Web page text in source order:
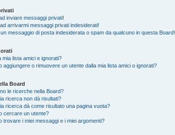
inviare messaggi privati!
arrivarmi messaggi privati indesiderati!
messaggio di posta indesiderata o spam da qualcuno in questa Board!
mia lista amici e ignorati?
aggiungere o rimuovere un utente dalla mia lista amici o ignorati?
Board
le ricerche nella Board?
ricerca non dà risultati?
ricerca dà come risultato una pagina vuota?
cercare un utente?
trovare i miei messaggi e i miei argomenti?